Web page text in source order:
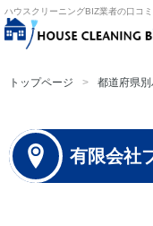
ハウスクリーニングBIZ業者の口コ
トップページ 都道府県
有限会社